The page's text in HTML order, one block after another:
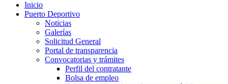
Inicio
Puerto Deportivo
Noticias
Galerías
Solicitud General
Portal de transparencia
Convocatorias y trámites
Perfil del contratante
Bolsa de empleo